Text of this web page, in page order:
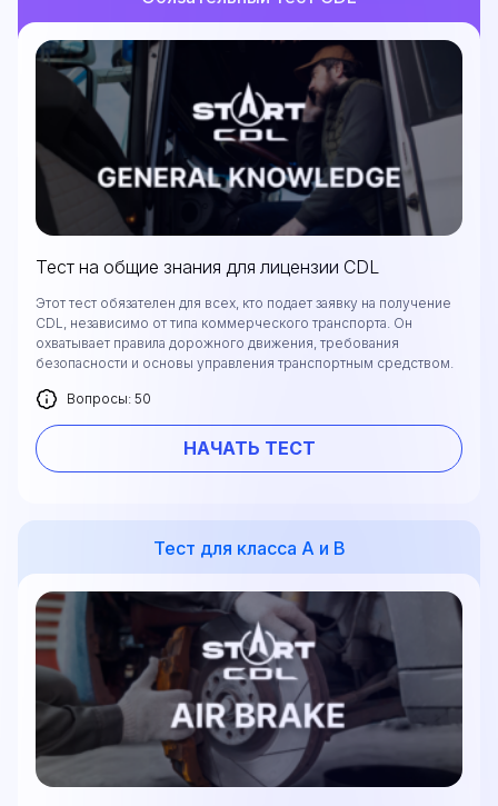
Тест на общие знания для лицензии CDL
Этот тест обязателен для всех, кто подает заявку на получение
CDL, независимо от типа коммерческого транспорта. Он
охватывает правила дорожного движения, требования
безопасности и основы управления транспортным средством.
Вопросы: 50
НАЧАТЬ ТЕСТ
Тест для класса А и В